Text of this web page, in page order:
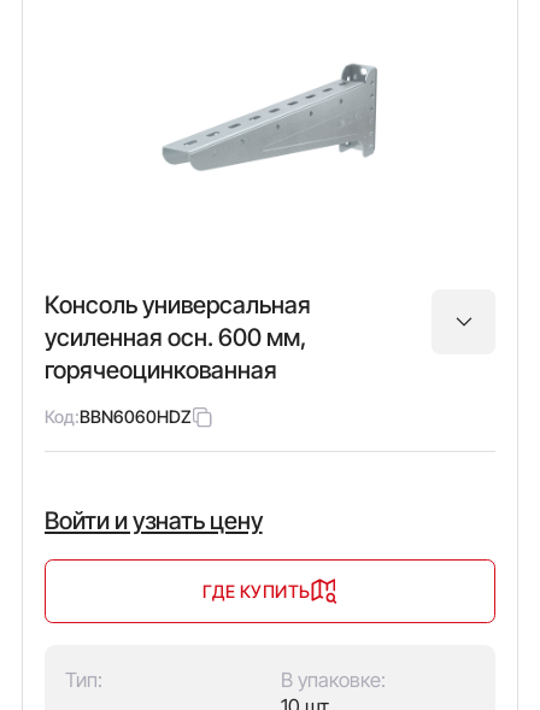
Консоль универсальная
усиленная осн. 600 мм,
горячеоцинкованная
Код:BBN6060HDZ
Войти и узнать цену
ГДЕ КУПИТЬ
Тип:
В упаковке: